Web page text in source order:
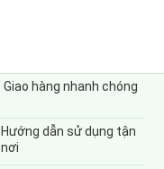
Giao hàng nhanh chóng
Hướng dẫn sử dụng tận
nơi